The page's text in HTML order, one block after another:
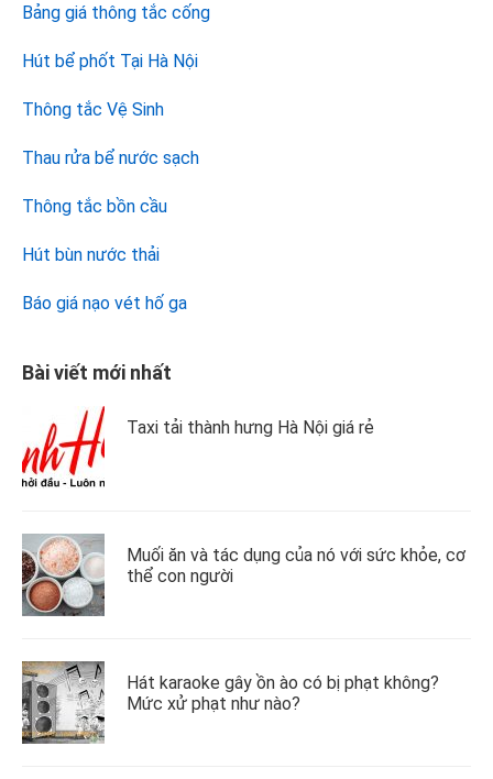
Bảng giá thông tắc cống
Hút bể phốt Tại Hà Nội
Thông tắc Vệ Sinh
Thau rửa bể nước sạch
Thông tắc bồn cầu
Hút bùn nước thải
Báo giá nạo vét hố ga
Bài viết mới nhất
Taxi tải thành hưng Hà Nội giá rẻ
Muối ăn và tác dụng của nó với sức khỏe, cơ
thể con người
Hát karaoke gây ồn ào có bị phạt không?
Mức xử phạt như nào?